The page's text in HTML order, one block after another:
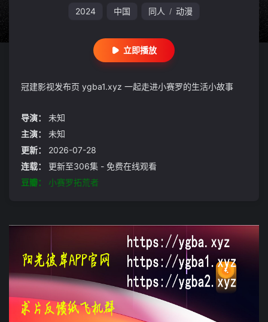
2024 中国 同人 / 动漫
立即播放
冠建影视发布页 ygba1.xyz 一起走进小赛罗的生活小故事
导演：
未知
主演：
未知
更新：
2026-07-28
连载：
更新至306集 - 免费在线观看
豆瓣：
小赛罗拓荒者